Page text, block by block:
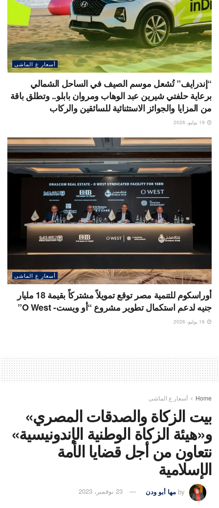
أسعار ع الماشى
“إندرايف” تُشعل موسم الصيف في الساحل الشمالي
برعاية حلفتي شيرين عبد الوهاب ومروان بابلو.. وتطلق باقة
من المزايا والجوائز الاستثنائية للسائقين والركاب
أسعار ع الماشى
أوراسكوم للتنمية مصر توقع تمويلاً مشتركاً بقيمة 18 مليار
جنيه لدعم استكمال تطوير مشروع “أو ويست- O West”
Home أسعار ع الماشى
بيت الزكاة والصدقات المصري»
و«هيئة الزكاة الوطنية الإندونيسية»
نتعاون من أجل قضايا الأمة
الإسلامية
by مها أبو ودن 23 نوفمبر، 2023